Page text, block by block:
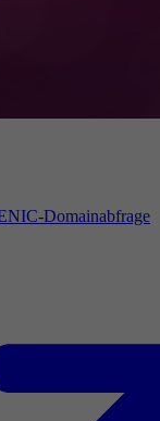
Domainabfrage